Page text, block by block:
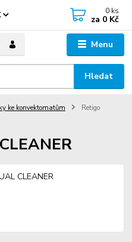
Menu
Hledat
0 ks
za 0 Kč
ke konvektomatům
Retigo